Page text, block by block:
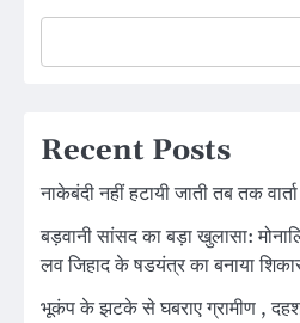
Recent Posts
नाकेबंदी नहीं हटायी जाती तब तक
बड़वानी सांसद का बड़ा खुलासा:
लव जिहाद के षडयंत्र का बनाया
भूकंप के झटके से घबराए ग्रामीण ,